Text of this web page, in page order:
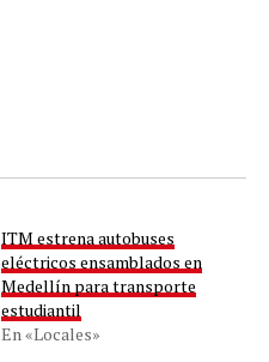
ITM estrena autobuses
eléctricos ensamblados en
Medellín para transporte
estudiantil
En «Locales»